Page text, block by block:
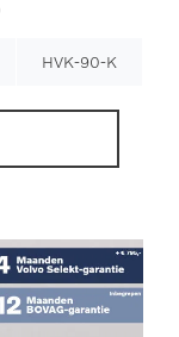
HVK-90-K